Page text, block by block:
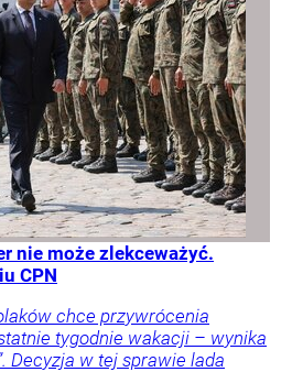
nie może zlekceważyć.
CPN
chce przywrócenia
tygodnie wakacji – wynika
Decyzja w tej sprawie lada